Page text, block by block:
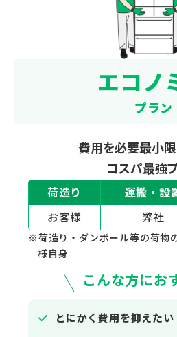
エコノ
プラン
費用を必要最小限
コスパ最強
荷造り 運搬・設
お客様
弊社
※荷造り・ダンボール等の荷物
様自身
こんな方にお
とにかく費用を抑えたい